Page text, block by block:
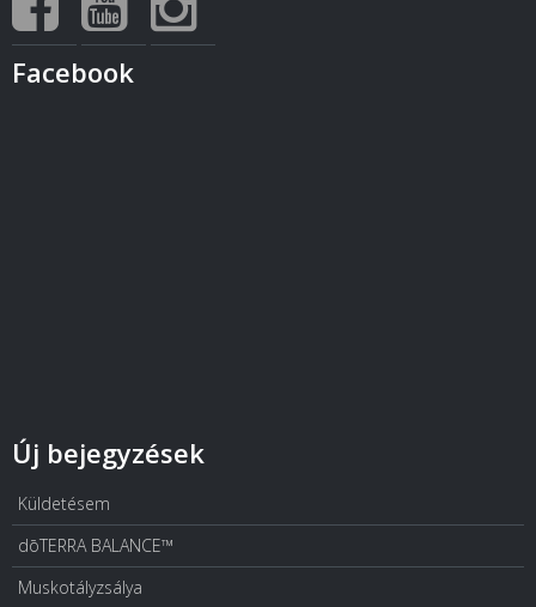
Facebook
Új bejegyzések
Küldetésem
dōTERRA BALANCE™
Muskotályzsálya